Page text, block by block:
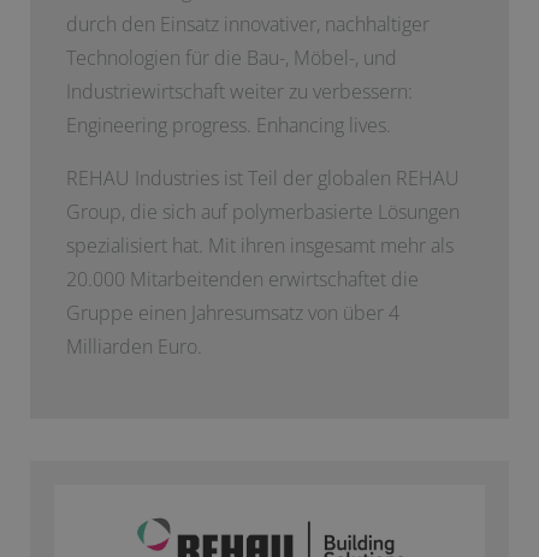
durch den Einsatz innovativer, nachhaltiger
Technologien für die Bau-, Möbel-, und
Industriewirtschaft weiter zu verbessern:
Engineering progress. Enhancing lives.
REHAU Industries ist Teil der globalen REHAU
Group, die sich auf polymerbasierte Lösungen
spezialisiert hat. Mit ihren insgesamt mehr als
20.000 Mitarbeitenden erwirtschaftet die
Gruppe einen Jahresumsatz von über 4
Milliarden Euro.